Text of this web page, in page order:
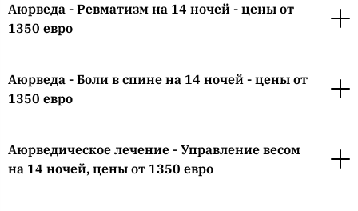
Аюрведа - Ревматизм на 14 ночей - цены от
1350 евро
Аюрведа - Боли в спине на 14 ночей - цены от
1350 евро
Аюрведическое лечение - Управление весом
на 14 ночей, цены от 1350 евро